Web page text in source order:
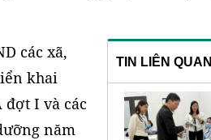
TIN LIÊN QUAN
các xã,
khai
đợt I và các
năm